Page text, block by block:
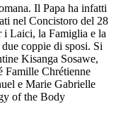
Il Papa ha infatti
nel Concistoro del 28
i Laici, la Famiglia e la
coppie di sposi. Si
Kisanga Sosawe,
Famille Chrétienne
e Marie Gabrielle
of the Body